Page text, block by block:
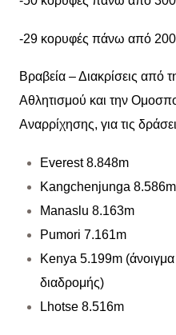
-29 κορυφές πάνω από
Βραβεία – Διακρίσεις από
Αθλητισμού και την
Αναρρίχησης, για τις
Everest 8.848m
Kangchenjunga 8.586m
Manaslu 8.163m
Pumori 7.161m
Kenya 5.199m (άνοιγμα
διαδρομής)
Lhotse 8.516m